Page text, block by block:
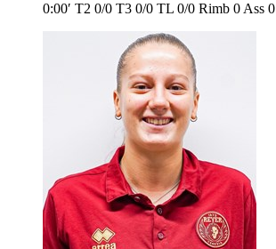
0:00′ T2 0/0 T3 0/0 TL 0/0 Rimb 0 Ass 0